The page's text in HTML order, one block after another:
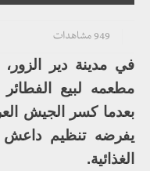
949 مشاهدات
في مدينة دير
مطعمه لبيع الفطائر
بعدما كسر الجيش
يفرضه تنظيم داعش
الغذائية.